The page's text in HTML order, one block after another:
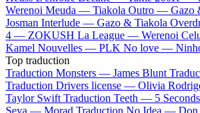
Werenoi Meuda — Tiakola Outro — Gazo
Josman Interlude — Gazo & Tiakola
4 — ZOKUSH La League — Werenoi
Kamel Nouvelles — PLK No love —
Top traduction
Traduction Monsters — James Blunt
Traduction Drivers license — Olivia
Taylor Swift Traduction Teeth — 5
Seya — Morad Traduction No Idea — Don